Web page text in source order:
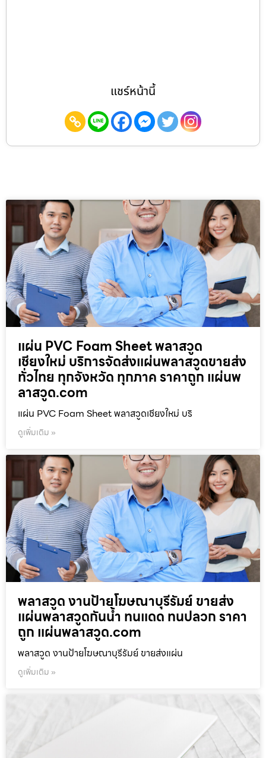
แชร์หน้านี้
แผ่น PVC Foam Sheet พลาสวูด
เชียงใหม่ บริการจัดส่งแผ่นพลาสวูดขายส่ง
ทั่วไทย ทุกจังหวัด ทุกภาค ราคาถูก แผ่นพ
ลาสวูด.com
แผ่น PVC Foam Sheet พลาสวูดเชียงใหม่ บริ
ดูเพิ่มเติม »
พลาสวูด งานป้ายโฆษณาบุรีรัมย์ ขายส่ง
แผ่นพลาสวูดกันน้ำ ทนแดด ทนปลวก ราคา
ถูก แผ่นพลาสวูด.com
พลาสวูด งานป้ายโฆษณาบุรีรัมย์ ขายส่งแผ่น
ดูเพิ่มเติม »